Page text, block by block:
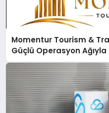
Momentur Tourism &
Güçlü Operasyon Ağıyla